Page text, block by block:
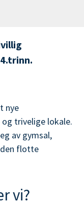
nye
trivelige lokale.
av gymsal,
flotte
vi?